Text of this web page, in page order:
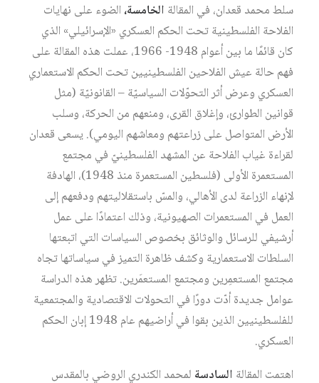
سلط محمد قعدان، في المقالة الخامسة، الضوء على نهايات
الفلاحة الفلسطينية تحت الحكم العسكري «الإسرائيلي» الذي
كان قائمًا ما بين أعوام 1948- 1966، عملت هذه المقالة على
فهم حالة عيش الفلاحين الفلسطينيين تحت الحكم الاستعماري
العسكري وعرض أثر التحوّلات السياسيّة – القانونيّة (مثل
قوانين الطوارئ، وإغلاق القرى، ومنعهم من الحركة، وسلب
الأرض المتواصل على زراعتهم ومعاشهم اليومي). يسعى قعدان
لقراءة غياب الفلاحة عن المشهد الفلسطينيّ في مجتمع
المستعمرة الأولى (فلسطين المستعمرة منذ 1948)، الهادفة
لإنهاء الزراعة لدى الأهالي، والمسّ باستقلاليتهم ودفعهم إلى
العمل في المستعمرات الصهيونية، وذلك اعتمادًا على عمل
أرشيفي للرسائل والوثائق بخصوص السياسات التي اتبعتها
السلطات الاستعمارية وكشف ظاهرة التميز في سياساتها تجاه
مجتمع المستعمِرين ومجتمع المستعمَرين. تظهر هذه الدراسة
عوامل جديدة أدّت دورًا في التحولات الاقتصادية والمجتمعية
للفلسطينيين الذين بقوا في أراضيهم عام 1948 إبان الحكم
العسكري.
اهتمت المقالة السادسة لمحمد الكندري الروضي بالمقدس